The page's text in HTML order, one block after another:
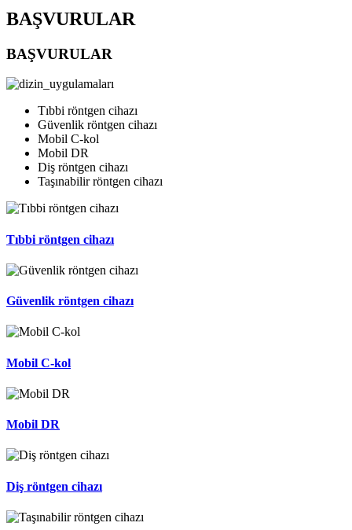
BAŞVURULAR
BAŞVURULAR
Tıbbi röntgen cihazı
Güvenlik röntgen cihazı
Mobil C-kol
Mobil DR
Diş röntgen cihazı
Taşınabilir röntgen cihazı
Tıbbi röntgen cihazı
Güvenlik röntgen cihazı
Mobil C-kol
Mobil DR
Diş röntgen cihazı